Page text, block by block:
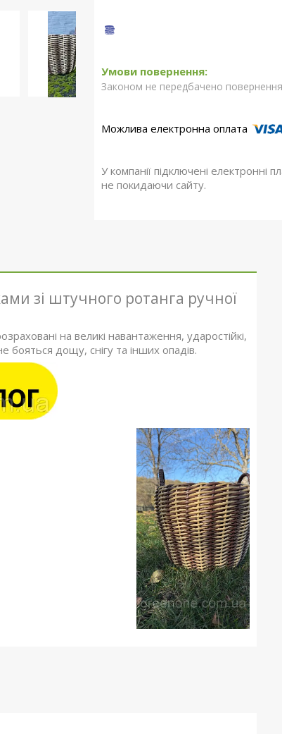
Законом не передбачено
У компанії підключені
не покидаючи сайту.
зі штучного ротанга ручної
на великі навантаження, ударостійкі,
бояться дощу, снігу та інших опадів.